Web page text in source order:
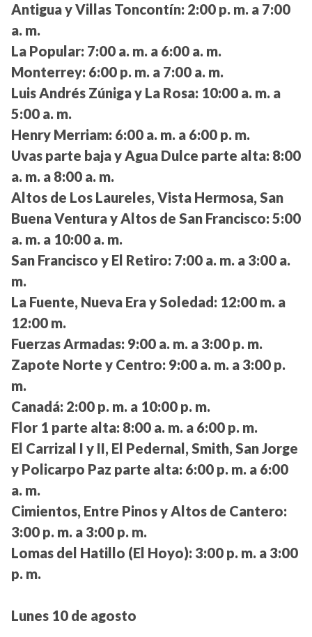
Antigua y Villas Toncontín: 2:00 p. m. a 7:00
a. m.
La Popular: 7:00 a. m. a 6:00 a. m.
Monterrey: 6:00 p. m. a 7:00 a. m.
Luis Andrés Zúniga y La Rosa: 10:00 a. m. a
5:00 a. m.
Henry Merriam: 6:00 a. m. a 6:00 p. m.
Uvas parte baja y Agua Dulce parte alta: 8:00
a. m. a 8:00 a. m.
Altos de Los Laureles, Vista Hermosa, San
Buena Ventura y Altos de San Francisco: 5:00
a. m. a 10:00 a. m.
San Francisco y El Retiro: 7:00 a. m. a 3:00 a.
m.
La Fuente, Nueva Era y Soledad: 12:00 m. a
12:00 m.
Fuerzas Armadas: 9:00 a. m. a 3:00 p. m.
Zapote Norte y Centro: 9:00 a. m. a 3:00 p.
m.
Canadá: 2:00 p. m. a 10:00 p. m.
Flor 1 parte alta: 8:00 a. m. a 6:00 p. m.
El Carrizal I y II, El Pedernal, Smith, San Jorge
y Policarpo Paz parte alta: 6:00 p. m. a 6:00
a. m.
Cimientos, Entre Pinos y Altos de Cantero:
3:00 p. m. a 3:00 p. m.
Lomas del Hatillo (El Hoyo): 3:00 p. m. a 3:00
p. m.
Lunes 10 de agosto